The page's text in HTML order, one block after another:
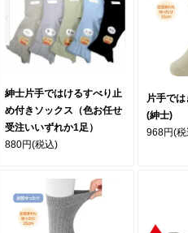
紳士片手ではけるすべり止
め付きソックス（色お任せ
受注いいずれか1足）
880円(税込)
片手で
(紳士)
968円(